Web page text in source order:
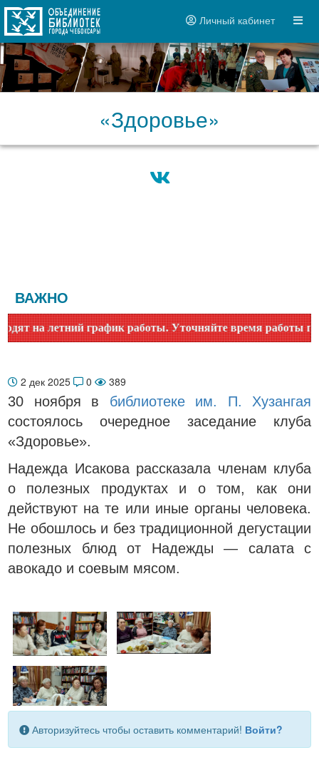
Личный кабинет
«Здоровье»
ВАЖНО
на летний график работы. Уточняйте время работы по
2 дек 2025 0 389
30 ноября в библиотеке им. П. Хузангая
состоялось очередное заседание клуба
«Здоровье».
Надежда Исакова рассказала членам клуба
о полезных продуктах и о том, как они
действуют на те или иные органы человека.
Не обошлось и без традиционной дегустации
полезных блюд от Надежды — салата с
авокадо и соевым мясом.
Авторизуйтесь чтобы оставить комментарий! Войти?